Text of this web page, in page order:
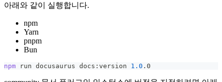
아래와 같이 실행합니다.
npm
Yarn
pnpm
Bun
npm run docusaurus docs:version 1.0 .0